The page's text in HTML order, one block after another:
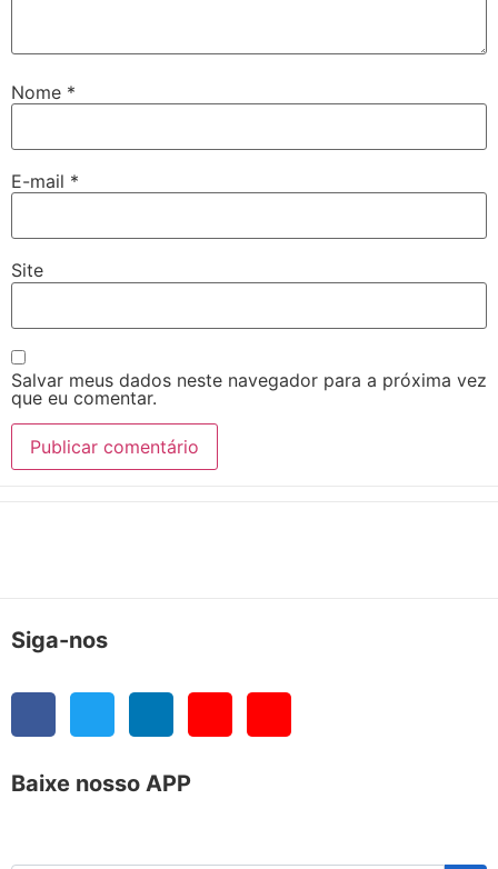
Nome *
E-mail *
Site
Salvar meus dados neste navegador para a próxima vez
que eu comentar.
Siga-nos
Baixe nosso APP